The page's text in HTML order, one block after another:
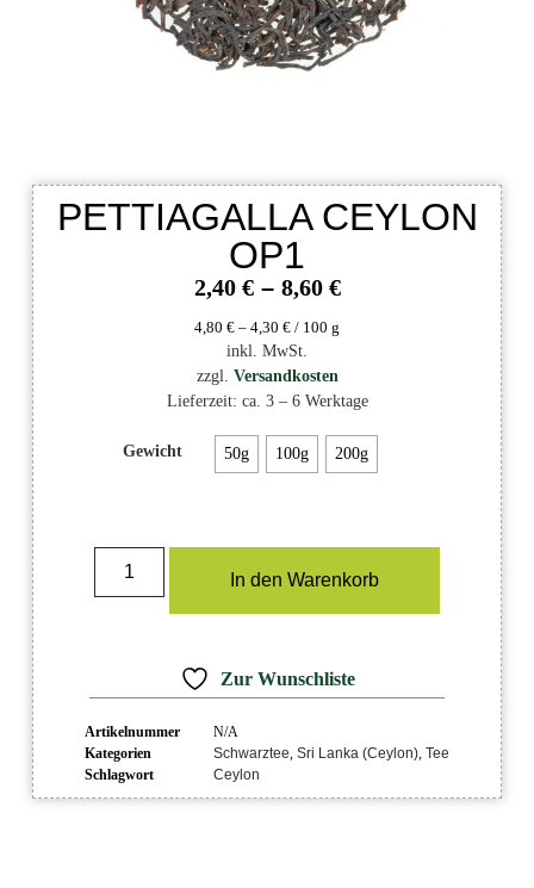
PETTIAGALLA CEYLON
OP1
2,40 €– 8,60 €
4,80 € – 4,30 € / 100 g
inkl. MwSt.
zzgl. Versandkosten
Lieferzeit: ca. 3 – 6 Werktage
Gewicht 50g 100g 200g
In den Warenkorb
Zur Wunschliste
Artikelnummer
N/A
Kategorien
Schwarztee Sri Lanka (Ceylon) Tee
Schlagwort
Ceylon